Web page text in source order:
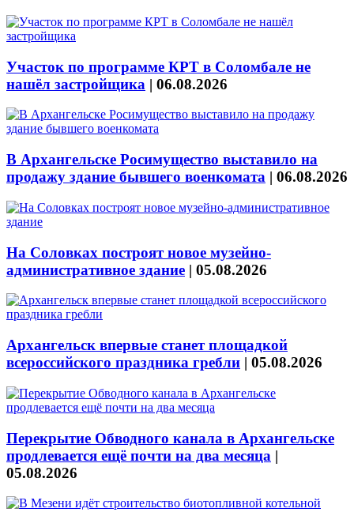
Участок по программе КРТ в Соломбале не
нашёл застройщика | 06.08.2026
В Архангельске Росимущество выставило на
продажу здание бывшего военкомата | 06.08.2026
На Соловках построят новое музейно-
административное здание | 05.08.2026
Архангельск впервые станет площадкой
всероссийского праздника гребли | 05.08.2026
Перекрытие Обводного канала в Архангельске
продлевается ещё почти на два месяца |
05.08.2026